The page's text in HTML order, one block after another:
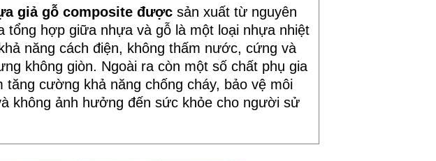
giả gỗ composite đượcsản xuất từ nguyên
tổng hợp giữa nhựa và gỗ là một loại nhựa nhiệt
năng cách điện, không thấm nước, cứng và
không giòn. Ngoài ra còn một số chất phụ gia
tăng cường khả năng chống cháy, bảo vệ môi
không ảnh hưởng đến sức khỏe cho người sử